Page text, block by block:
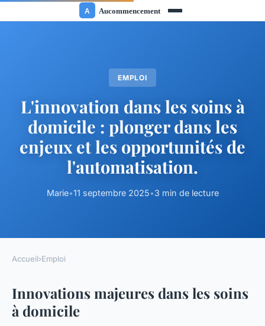
EMPLOI
L'innovation dans les soins à
domicile : plonger dans les
enjeux et les opportunités de
l'automatisation.
Marie•11 septembre 2025•3 min de lecture
Accueil›Emploi
Innovations majeures dans les soins
à domicile